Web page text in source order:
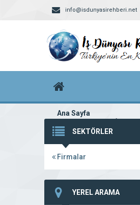
info@isdunyasirehberi.net
Ana Sayfa
Firma rehberi ana sayfanız
SEKTÖRLER
Firmalar
YEREL ARAMA